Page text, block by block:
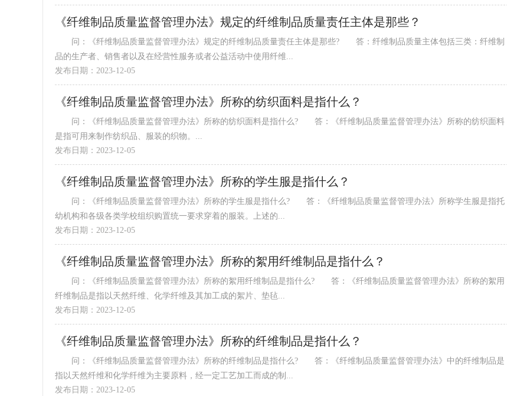
《纤维制品质量监督管理办法》规定的纤维制品质量责任主体是那些？
问：《纤维制品质量监督管理办法》规定的纤维制品质量责任主体是那些? 答：纤维制品质量主体包括三类：纤维制
品的生产者、销售者以及在经营性服务或者公益活动中使用纤维...
发布日期：2023-12-05
《纤维制品质量监督管理办法》所称的纺织面料是指什么？
问：《纤维制品质量监督管理办法》所称的纺织面料是指什么? 答：《纤维制品质量监督管理办法》所称的纺织面料
是指可用来制作纺织品、服装的织物。...
发布日期：2023-12-05
《纤维制品质量监督管理办法》所称的学生服是指什么？
问：《纤维制品质量监督管理办法》所称的学生服是指什么? 答：《纤维制品质量监督管理办法》所称学生服是指托
幼机构和各级各类学校组织购置统一要求穿着的服装。上述的...
发布日期：2023-12-05
《纤维制品质量监督管理办法》所称的絮用纤维制品是指什么？
问：《纤维制品质量监督管理办法》所称的絮用纤维制品是指什么? 答：《纤维制品质量监督管理办法》所称的絮用
纤维制品是指以天然纤维、化学纤维及其加工成的絮片、垫毡...
发布日期：2023-12-05
《纤维制品质量监督管理办法》所称的纤维制品是指什么？
问：《纤维制品质量监督管理办法》所称的纤维制品是指什么? 答：《纤维制品质量监督管理办法》中的纤维制品是
指以天然纤维和化学纤维为主要原料，经一定工艺加工而成的制...
发布日期：2023-12-05